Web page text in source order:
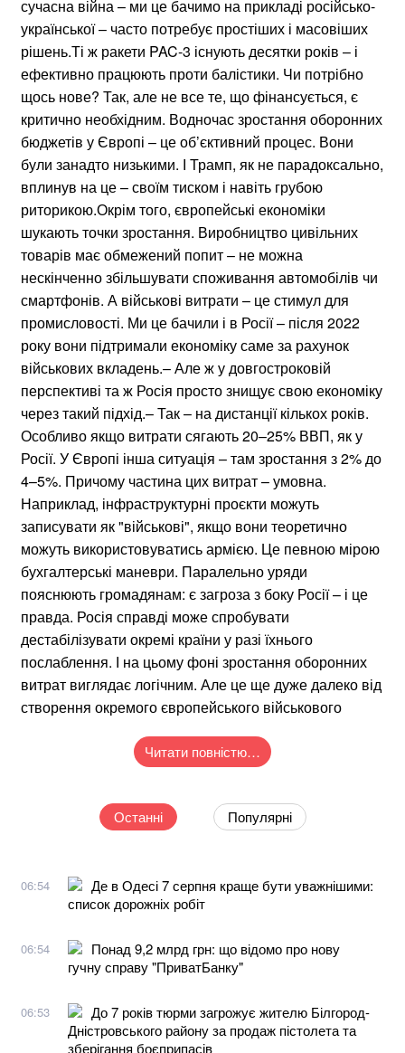
сучасна війна – ми це бачимо на прикладі російсько-
української – часто потребує простіших і масовіших
рішень.Ті ж ракети PAC-3 існують десятки років – і
ефективно працюють проти балістики. Чи потрібно
щось нове? Так, але не все те, що фінансується, є
критично необхідним. Водночас зростання оборонних
бюджетів у Європі – це об’єктивний процес. Вони
були занадто низькими. І Трамп, як не парадоксально,
вплинув на це – своїм тиском і навіть грубою
риторикою.Окрім того, європейські економіки
шукають точки зростання. Виробництво цивільних
товарів має обмежений попит – не можна
нескінченно збільшувати споживання автомобілів чи
смартфонів. А військові витрати – це стимул для
промисловості. Ми це бачили і в Росії – після 2022
року вони підтримали економіку саме за рахунок
військових вкладень.– Але ж у довгостроковій
перспективі та ж Росія просто знищує свою економіку
через такий підхід.– Так – на дистанції кількох років.
Особливо якщо витрати сягають 20–25% ВВП, як у
Росії. У Європі інша ситуація – там зростання з 2% до
4–5%. Причому частина цих витрат – умовна.
Наприклад, інфраструктурні проєкти можуть
записувати як "військові", якщо вони теоретично
можуть використовуватись армією. Це певною мірою
бухгалтерські маневри. Паралельно уряди
пояснюють громадянам: є загроза з боку Росії – і це
правда. Росія справді може спробувати
дестабілізувати окремі країни у разі їхнього
послаблення. І на цьому фоні зростання оборонних
витрат виглядає логічним. Але це ще дуже далеко від
створення окремого європейського військового
Читати повністю…
Останні Популярні
06:54
Де в Одесі 7 серпня краще бути уважнішими:
список дорожніх робіт
06:54
Понад 9,2 млрд грн: що відомо про нову
гучну справу "ПриватБанку"
06:53
До 7 років тюрми загрожує жителю Білгород-
Дністровського району за продаж пістолета та
зберігання боєприпасів